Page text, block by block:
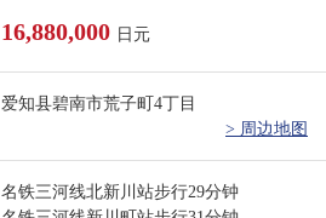
16,880,000 日元
爱知县碧南市荒子町4丁目
> 周边地图
名铁三河线北新川站步行29分钟